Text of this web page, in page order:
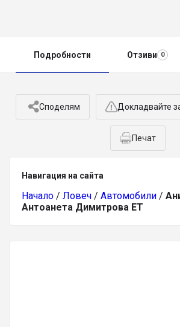
Подробности Отзиви 0
Споделям Докладвайте
Печат
Навигация на сайта
Начало / Ловеч / Автомобили /
Антоанета Димитрова ЕТ